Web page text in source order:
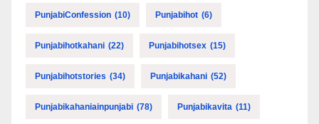
PunjabiConfession (10) Punjabihot (6)
Punjabihotkahani (22) Punjabihotsex (15)
Punjabihotstories (34) Punjabikahani (52)
Punjabikahaniainpunjabi (78) Punjabikavita (11)